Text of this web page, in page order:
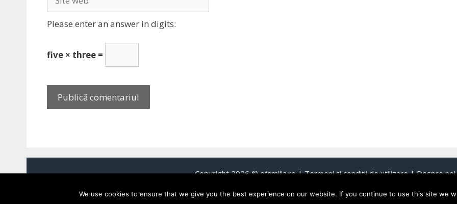
web
Please enter an answer in digits:
five × three =
Copyright 2026 ©efamilia.ro|Termeni și condiții de utilizare|Despre
We use cookies to ensure that we give you the best experience on our website. If you continue to use this site we